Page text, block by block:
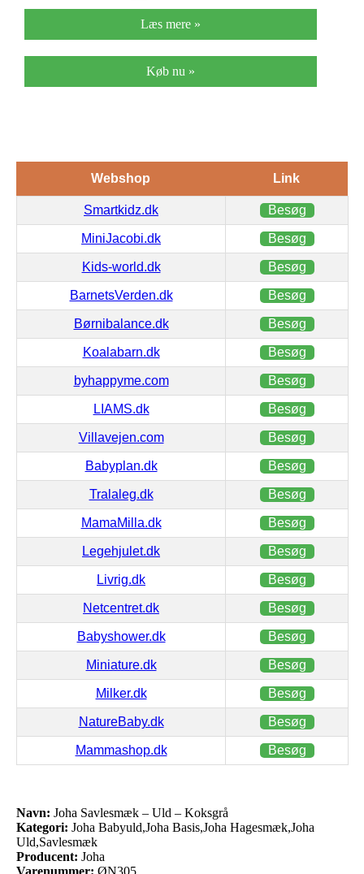
Læs mere »
Køb nu »
Webshop Link
Smartkidz.dk Besøg
MiniJacobi.dk Besøg
Kids-world.dk Besøg
BarnetsVerden.dk Besøg
Børnibalance.dk Besøg
Koalabarn.dk Besøg
byhappyme.com Besøg
LIAMS.dk Besøg
Villavejen.com Besøg
Babyplan.dk Besøg
Tralaleg.dk Besøg
MamaMilla.dk Besøg
Legehjulet.dk Besøg
Livrig.dk Besøg
Netcentret.dk Besøg
Babyshower.dk Besøg
Miniature.dk Besøg
Milker.dk Besøg
NatureBaby.dk Besøg
Mammashop.dk Besøg
Navn: Joha Savlesmæk – Uld – Koksgrå
Kategori: Joha Babyuld,Joha Basis,Joha Hagesmæk,Joha
Uld,Savlesmæk
Producent: Joha